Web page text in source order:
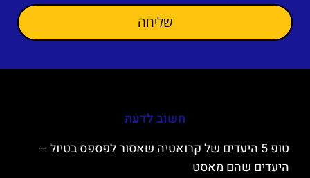
שליחה
חשוב לדעת
טופ 5 היעדים של קרואטיה שאסור לפספס בטיול –
היעדים שהם מאסט